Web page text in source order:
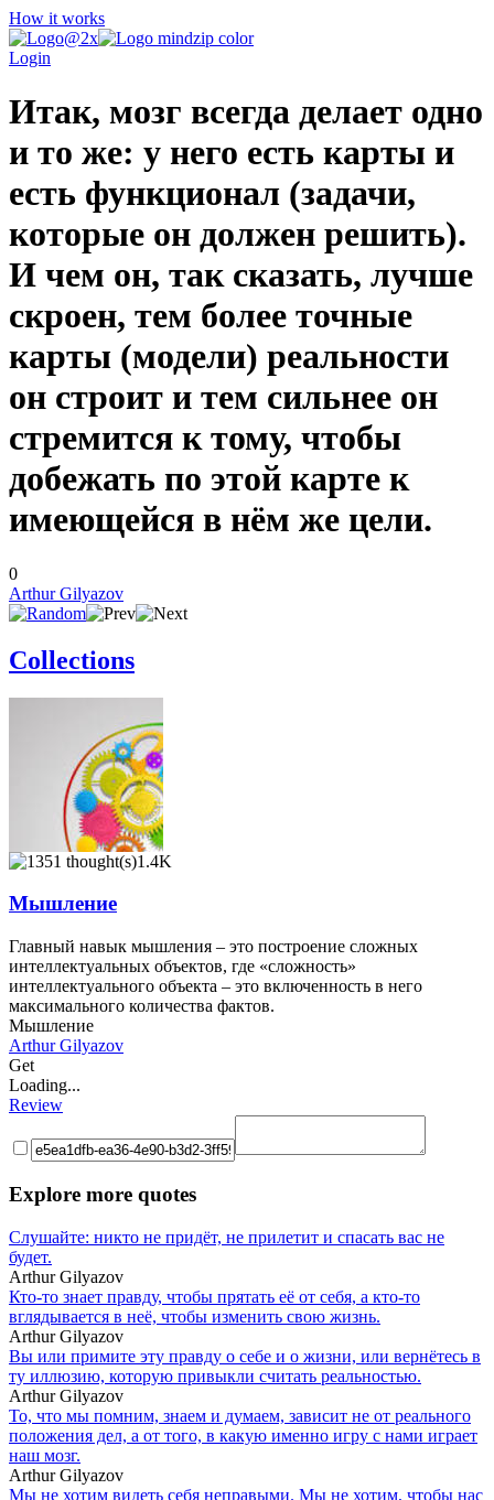
How it works
Login
Итак, мозг всегда делает одно
и то же: у него есть карты и
есть функционал (задачи,
которые он должен решить).
И чем он, так сказать, лучше
скроен, тем более точные
карты (модели) реальности
он строит и тем сильнее он
стремится к тому, чтобы
добежать по этой карте к
имеющейся в нём же цели.
0
Arthur Gilyazov
Collections
1.4K
Мышление
Главный навык мышления – это построение сложных
интеллектуальных объектов, где «сложность»
интеллектуального объекта – это включенность в него
максимального количества фактов.
Мышление
Arthur Gilyazov
Get
Loading...
Review
Explore more quotes
Слушайте: никто не придёт, не прилетит и спасать вас не
будет.
Arthur Gilyazov
Кто-то знает правду, чтобы прятать её от себя, а кто-то
вглядывается в неё, чтобы изменить свою жизнь.
Arthur Gilyazov
Вы или примите эту правду о себе и о жизни, или вернётесь в
ту иллюзию, которую привыкли считать реальностью.
Arthur Gilyazov
То, что мы помним, знаем и думаем, зависит не от реального
положения дел, а от того, в какую именно игру с нами играет
наш мозг.
Arthur Gilyazov
Мы не хотим видеть себя неправыми. Мы не хотим, чтобы нас